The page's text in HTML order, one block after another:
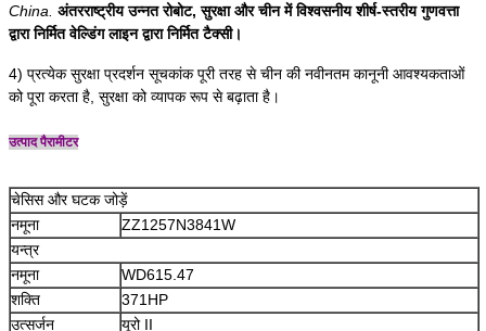
China. अंतरराष्ट्रीय उन्नत रोबोट, सुरक्षा और चीन में विश्वसनीय शीर्ष-स्तरीय गुणवत्ता
द्वारा निर्मित वेल्डिंग लाइन द्वारा निर्मित टैक्सी।
4) प्रत्येक सुरक्षा प्रदर्शन सूचकांक पूरी तरह से चीन की नवीनतम कानूनी आवश्यकताओं
को पूरा करता है, सुरक्षा को व्यापक रूप से बढ़ाता है।
उत्पाद पैरामीटर
चेसिस और घटक जोड़ें
नमूना
ZZ1257N3841W
यन्त्र
नमूना
WD615.47
शक्ति
371HP
उत्सर्जन
यूरो II